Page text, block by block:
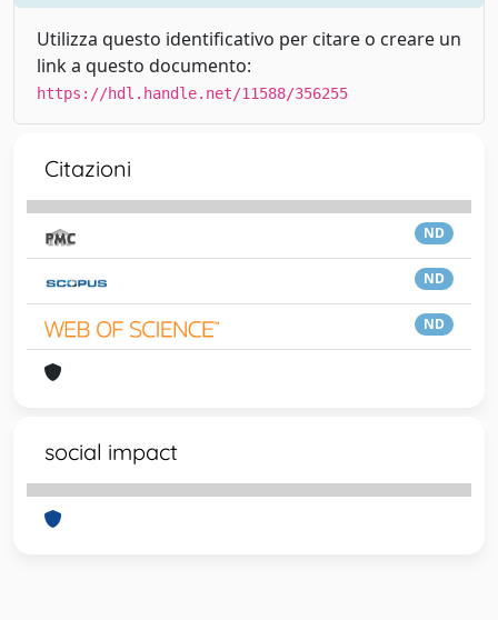
Utilizza questo identificativo per citare o creare un
link a questo documento:
https://hdl.handle.net/11588/356255
Citazioni
ND
ND
ND
social impact